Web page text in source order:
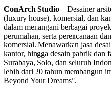
ConArch Studio – Desainer
(luxury house), komersial, dan
dalam menangani berbagai
perumahan, serta perencanaan
komersial. Menawarkan jasa
kantor, hingga desain pabrik dan
Surabaya, Solo, dan seluruh
lebih dari 20 tahun membangun
Beyond Your Dreams”.